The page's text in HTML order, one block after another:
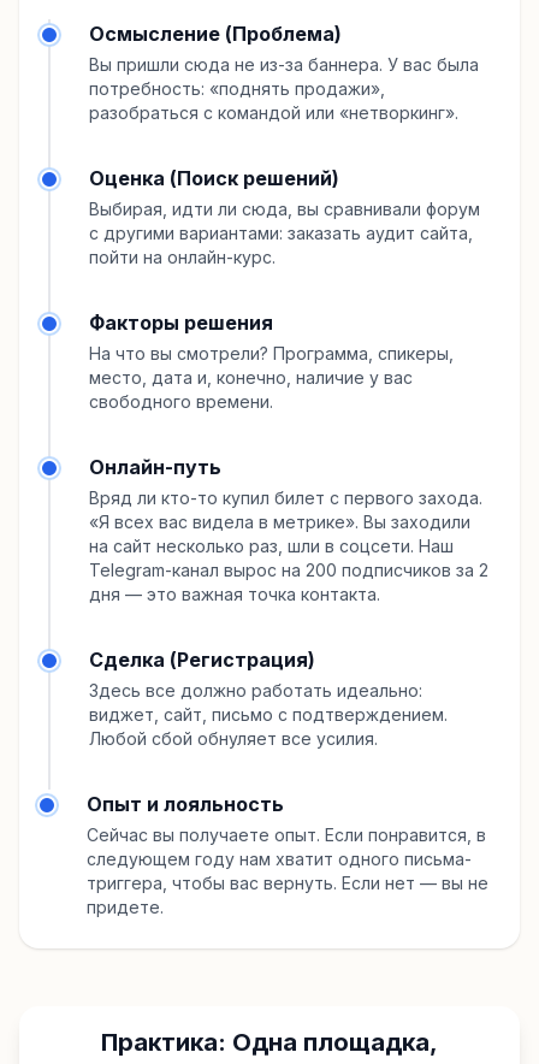
Осмысление (Проблема)
Вы пришли сюда не из-за баннера. У вас была
потребность: «поднять продажи»,
разобраться с командой или «нетворкинг».
Оценка (Поиск решений)
Выбирая, идти ли сюда, вы сравнивали форум
с другими вариантами: заказать аудит сайта,
пойти на онлайн-курс.
Факторы решения
На что вы смотрели? Программа, спикеры,
место, дата и, конечно, наличие у вас
свободного времени.
Онлайн-путь
Вряд ли кто-то купил билет с первого захода.
«Я всех вас видела в метрике». Вы заходили
на сайт несколько раз, шли в соцсети. Наш
Telegram-канал вырос на 200 подписчиков за 2
дня — это важная точка контакта.
Сделка (Регистрация)
Здесь все должно работать идеально:
виджет, сайт, письмо с подтверждением.
Любой сбой обнуляет все усилия.
Опыт и лояльность
Сейчас вы получаете опыт. Если понравится, в
следующем году нам хватит одного письма-
триггера, чтобы вас вернуть. Если нет — вы не
придете.
Практика: Одна площадка,